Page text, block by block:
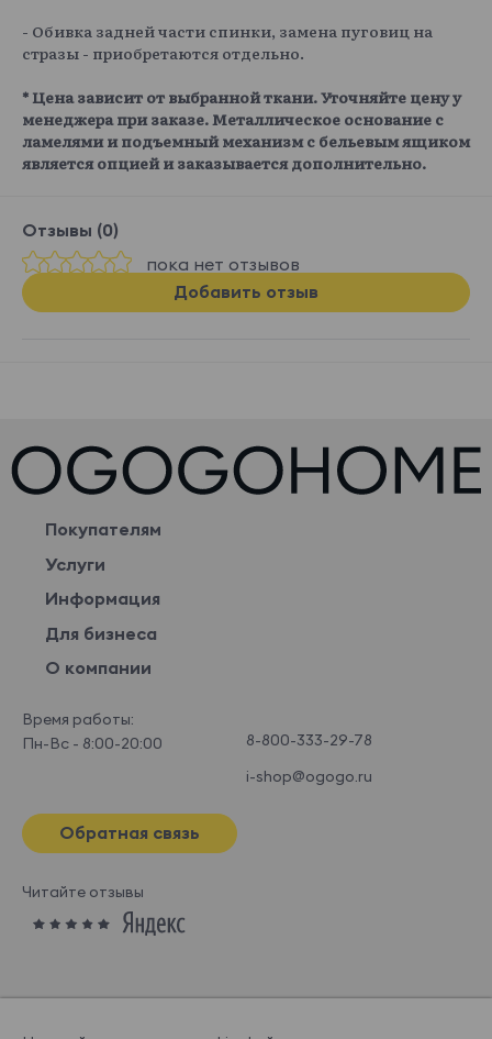
- Обивка задней части спинки, замена пуговиц на
стразы - приобретаются отдельно.
* Цена зависит от выбранной ткани. Уточняйте цену у
менеджера при заказе. Металлическое основание с
ламелями и подъемный механизм с бельевым ящиком
является опцией и заказывается дополнительно.
Отзывы (0)
пока нет отзывов
Добавить отзыв
Покупателям
Услуги
Информация
Для бизнеса
О компании
Время работы:
Пн-Вс - 8:00-20:00
8-800-333-29-78
i-shop@ogogo.ru
Обратная связь
Читайте отзывы